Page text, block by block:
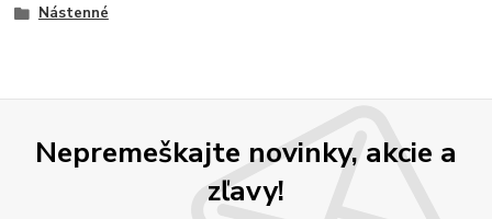
Nástenné
Nepremeškajte novinky, akcie a
zľavy!